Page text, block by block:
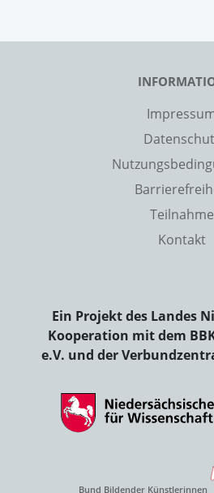
Teilnahme
Kontakt
Ein Projekt des Landes
Kooperation mit dem
e.V. und der
Bund Bildender Künstlerinnen